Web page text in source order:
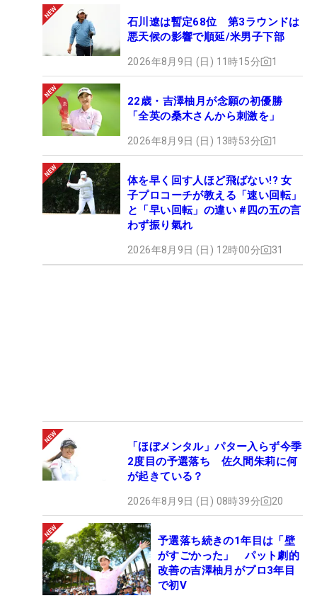
石川遼は暫定68位 第3ラウンドは
悪天候の影響で順延/米男子下部
2026年8月9日 (日) 11時15分 1
22歳・吉澤柚月が念願の初優勝
「全英の桑木さんから刺激を」
2026年8月9日 (日) 13時53分 1
体を早く回す人ほど飛ばない!? 女
子プロコーチが教える「速い回転」
と「早い回転」の違い #四の五の言
わず振り氣れ
2026年8月9日 (日) 12時00分 31
「ほぼメンタル」パター入らず今季
2度目の予選落ち 佐久間朱莉に何
が起きている？
2026年8月9日 (日) 08時39分 20
予選落ち続きの1年目は「壁
がすごかった」 パット劇的
改善の吉澤柚月がプロ3年目
で初V